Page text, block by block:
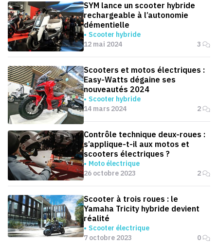
SYM lance un scooter hybride
rechargeable à l’autonomie
démentielle
Scooter hybride
12 mai 2024
3
Scooters et motos électriques :
Easy-Watts dégaine ses
nouveautés 2024
Scooter hybride
14 mars 2024
2
Contrôle technique deux-roues :
s’applique-t-il aux motos et
scooters électriques ?
Moto électrique
26 octobre 2023
2
Scooter à trois roues : le
Yamaha Tricity hybride devient
réalité
Scooter électrique
7 octobre 2023
0